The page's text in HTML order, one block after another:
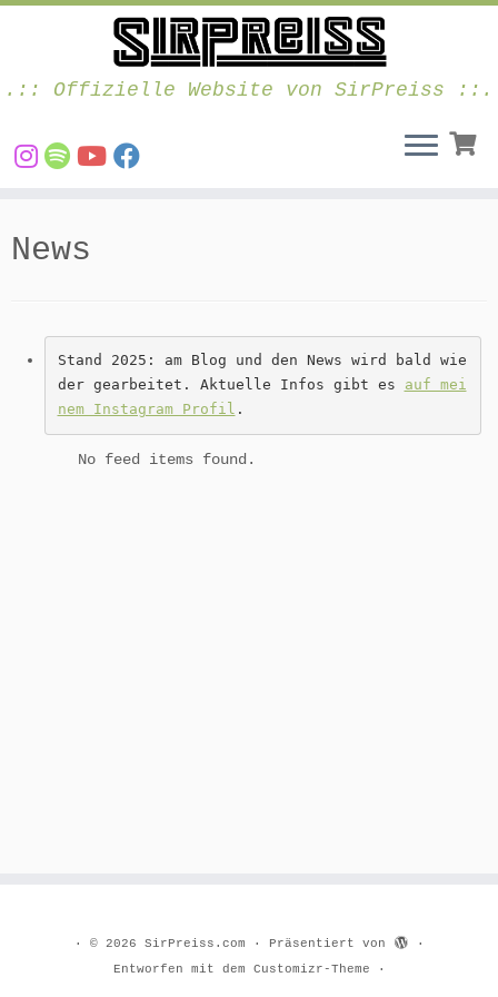
Inhalt
springen
.:: Offizielle Website von SirPreiss ::.
News
Stand 2025: am Blog und den News wird bald wie
der gearbeitet. Aktuelle Infos gibt es auf mei
nem Instagram Profil .
No feed items found.
· © 2026 SirPreiss.com · Präsentiert von
·
Entworfen mit dem Customizr-Theme ·